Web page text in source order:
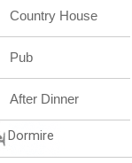
Country House
Pub
After Dinner
Dormire